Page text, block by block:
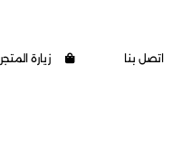
اتصل بنا زيارة المتجر